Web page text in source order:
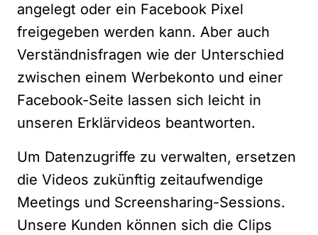
angelegt oder ein Facebook Pixel
freigegeben werden kann. Aber auch
Verständnisfragen wie der Unterschied
zwischen einem Werbekonto und einer
Facebook-Seite lassen sich leicht in
unseren Erklärvideos beantworten.
Um Datenzugriffe zu verwalten, ersetzen
die Videos zukünftig zeitaufwendige
Meetings und Screensharing-Sessions.
Unsere Kunden können sich die Clips